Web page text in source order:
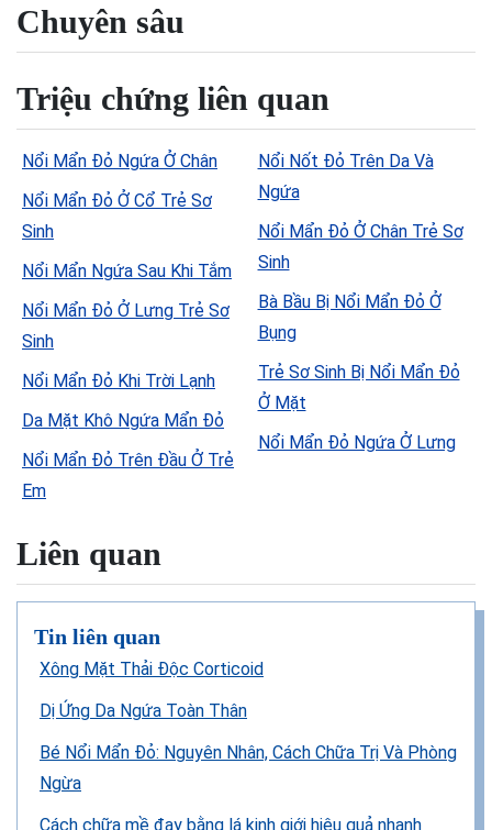
Chuyên sâu
Triệu chứng liên quan
Nổi Mẩn Đỏ Ngứa Ở Chân
Nổi Mẩn Đỏ Ở Cổ Trẻ Sơ
Sinh
Nổi Mẩn Ngứa Sau Khi Tắm
Nổi Mẩn Đỏ Ở Lưng Trẻ Sơ
Sinh
Nổi Mẩn Đỏ Khi Trời Lạnh
Da Mặt Khô Ngứa Mẩn Đỏ
Nổi Mẩn Đỏ Trên Đầu Ở Trẻ
Em
Nổi Nốt Đỏ Trên Da Và
Ngứa
Nổi Mẩn Đỏ Ở Chân Trẻ Sơ
Sinh
Bà Bầu Bị Nổi Mẩn Đỏ Ở
Bụng
Trẻ Sơ Sinh Bị Nổi Mẩn Đỏ
Ở Mặt
Nổi Mẩn Đỏ Ngứa Ở Lưng
Liên quan
Tin liên quan
Xông Mặt Thải Độc Corticoid
Dị Ứng Da Ngứa Toàn Thân
Bé Nổi Mẩn Đỏ: Nguyên Nhân, Cách Chữa Trị Và Phòng
Ngừa
Cách chữa mề đay bằng lá kinh giới hiệu quả nhanh